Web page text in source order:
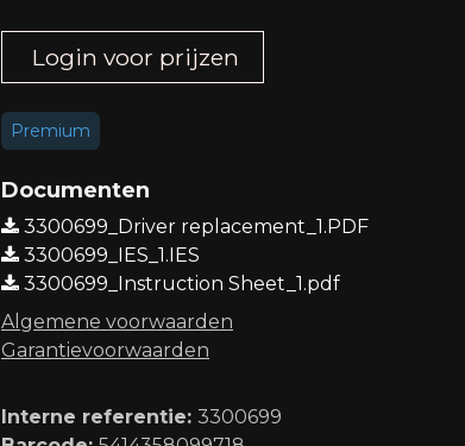
Login voor prijzen
Premium
Documenten
3300699_Driver replacement_1.PDF
3300699_IES_1.IES
3300699_Instruction Sheet_1.pdf
Algemene voorwaard​en
Garantievoorwaarden
Interne referentie: 3300699